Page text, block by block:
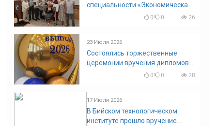
специальности «Экономическая
0 0 26
23 Июля 2026
Состоялись торжественные
церемонии вручения дипломов
0 0 28
17 Июля 2026
В Бийском технологическом
институте прошло вручение